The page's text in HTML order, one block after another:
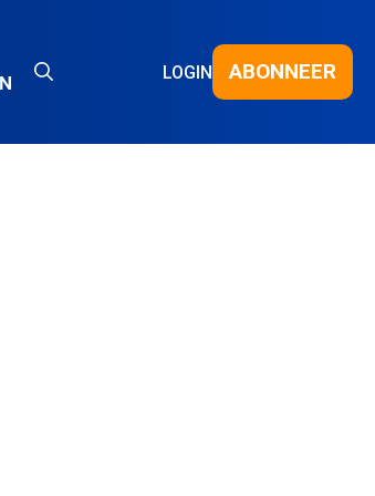
LOGIN ABONNEER